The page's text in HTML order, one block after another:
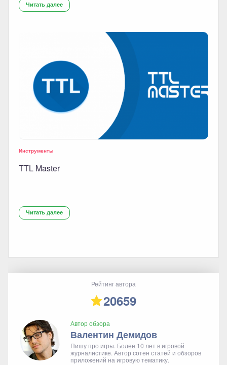
Читать далее
Инструменты
TTL Master
Читать далее
Рейтинг автора
20659
Автор обзора
Валентин Демидов
Пишу про игры. Более 10 лет в игровой
журналистике. Автор сотен статей и обзоров
приложений на игровую тематику.